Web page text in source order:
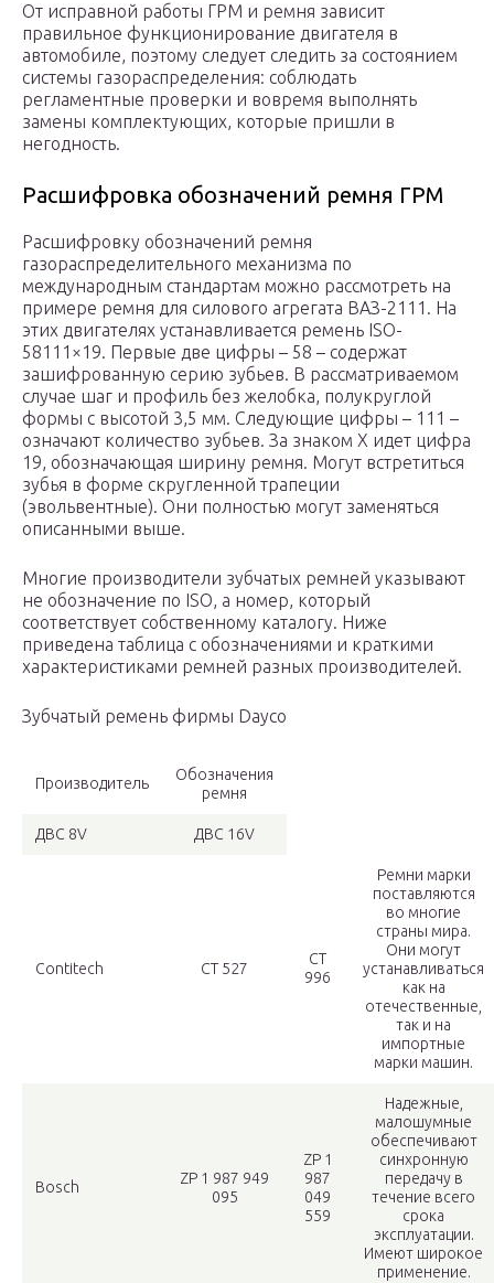
От исправной работы ГРМ и ремня зависит
правильное функционирование двигателя в
автомобиле, поэтому следует следить за состоянием
системы газораспределения: соблюдать
регламентные проверки и вовремя выполнять
замены комплектующих, которые пришли в
негодность.
Расшифровка обозначений ремня ГРМ
Расшифровку обозначений ремня
газораспределительного механизма по
международным стандартам можно рассмотреть на
примере ремня для силового агрегата ВАЗ-2111. На
этих двигателях устанавливается ремень ISO-
58111×19. Первые две цифры – 58 – содержат
зашифрованную серию зубьев. В рассматриваемом
случае шаг и профиль без желобка, полукруглой
формы с высотой 3,5 мм. Следующие цифры – 111 –
означают количество зубьев. За знаком X идет цифра
19, обозначающая ширину ремня. Могут встретиться
зубья в форме скругленной трапеции
(эвольвентные). Они полностью могут заменяться
описанными выше.
Многие производители зубчатых ремней указывают
не обозначение по ISO, а номер, который
соответствует собственному каталогу. Ниже
приведена таблица с обозначениями и краткими
характеристиками ремней разных производителей.
Зубчатый ремень фирмы Dayco
Производитель
Обозначения
ремня
ДВС 8V ДВС 16V
Contitech CT 527
CT
996
Ремни марки
поставляются
во многие
страны мира.
Они могут
устанавливаться
как на
отечественные,
так и на
импортные
марки машин.
Bosch
ZP 1 987 949
095
ZP 1
987
049
559
Надежные,
малошумные
обеспечивают
синхронную
передачу в
течение всего
срока
эксплуатации.
Имеют широкое
применение.